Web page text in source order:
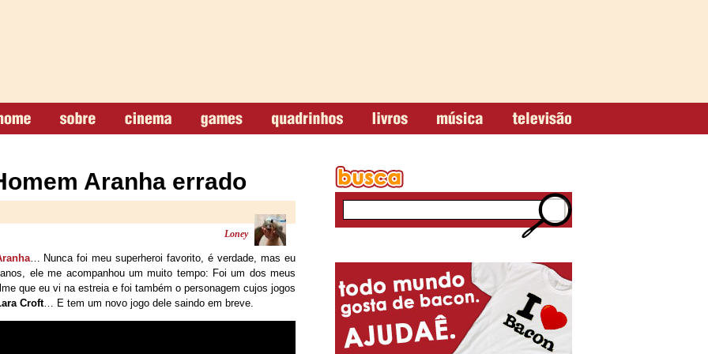
Aranha errado
Loney
… Nunca foi meu superheroi favorito, é verdade, mas eu
ele me acompanhou um muito tempo: Foi um dos meus
que eu vi na estreia e foi também o personagem cujos jogos
Croft… E tem um novo jogo dele saindo em breve.